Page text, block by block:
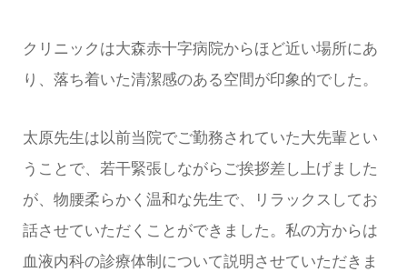
クリニックは大森赤十字病院からほど近い場所にあ
り、落ち着いた清潔感のある空間が印象的でした。
太原先生は以前当院でご勤務されていた大先輩とい
うことで、若干緊張しながらご挨拶差し上げました
が、物腰柔らかく温和な先生で、リラックスしてお
話させていただくことができました。私の方からは
血液内科の診療体制について説明させていただきま